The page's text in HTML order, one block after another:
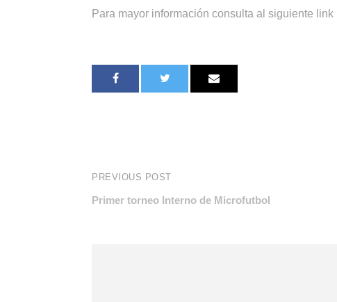
Para mayor información consulta al siguiente link
PREVIOUS POST
Primer torneo Interno de Microfutbol